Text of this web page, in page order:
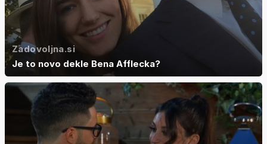
Zadovoljna.si
Je to novo dekle Bena Afflecka?